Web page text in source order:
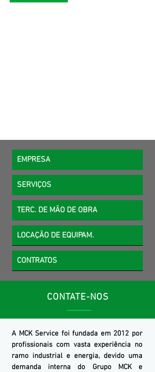
EMPRESA
SERVIÇOS
TERC. DE MÃO DE OBRA
LOCAÇÃO DE EQUIPAM.
CONTRATOS
Ven a conocernos
A MCK Service foi fundada em 2012 por
profissionais com vasta experiência no
ramo industrial e energia, devido uma
demanda interna do Grupo MCK
e
CONTATE-NOS